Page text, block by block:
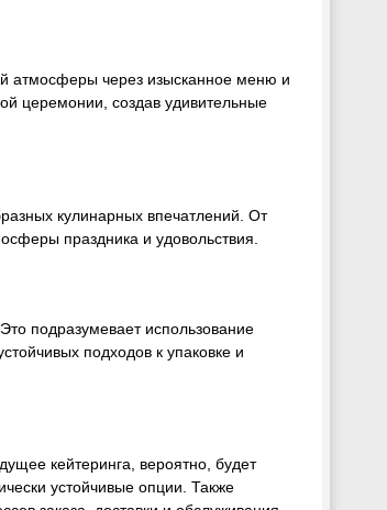
атмосферы через изысканное меню и
церемонии, создав удивительные
кулинарных впечатлений. От
праздника и удовольствия.
подразумевает использование
подходов к упаковке и
кейтеринга, вероятно, будет
устойчивые опции. Также